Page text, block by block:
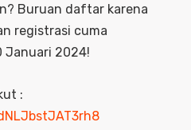
Buruan daftar karena
registrasi cuma
Januari 2024!
: